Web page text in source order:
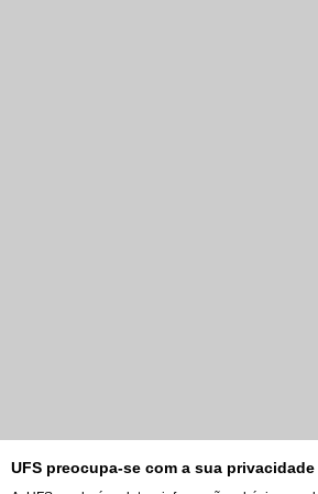
UFS preocupa-se com a sua privacidade